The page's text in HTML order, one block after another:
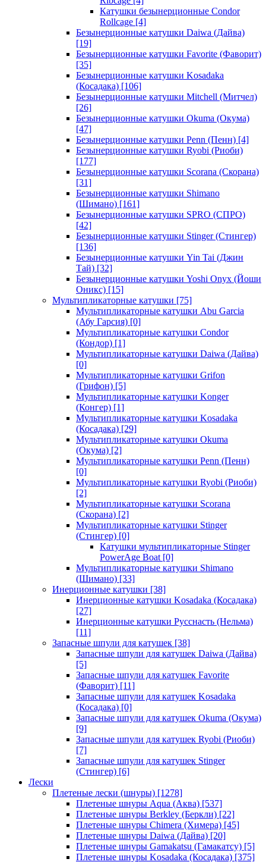
Катушки безынерционные Condor
Rollcage [4]
Безынерционные катушки Daiwa (Дайва)
[19]
Безынерционные катушки Favorite (Фаворит)
[35]
Безынерционные катушки Kosadaka
(Косадака) [106]
Безынерционные катушки Mitchell (Митчел)
[26]
Безынерционные катушки Okuma (Окума)
[47]
Безынерционные катушки Penn (Пенн) [4]
Безынерционные катушки Ryobi (Риоби)
[177]
Безынерционные катушки Scorana (Скорана)
[31]
Безынерционные катушки Shimano
(Шимано) [161]
Безынерционные катушки SPRO (СПРО)
[42]
Безынерционные катушки Stinger (Стингер)
[136]
Безынерционные катушки Yin Tai (Джин
Тай) [32]
Безынерционные катушки Yoshi Onyx (Йоши
Оникс) [15]
Мультипликаторные катушки [75]
Мультипликаторные катушки Abu Garcia
(Абу Гарсия) [0]
Мультипликаторные катушки Condor
(Кондор) [1]
Мультипликаторные катушки Daiwa (Дайва)
[0]
Мультипликаторные катушки Grifon
(Грифон) [5]
Мультипликаторные катушки Konger
(Конгер) [1]
Мультипликаторные катушки Kosadaka
(Косадака) [29]
Мультипликаторные катушки Okuma
(Окума) [2]
Мультипликаторные катушки Penn (Пенн)
[0]
Мультипликаторные катушки Ryobi (Риоби)
[2]
Мультипликаторные катушки Scorana
(Скорана) [2]
Мультипликаторные катушки Stinger
(Стингер) [0]
Катушки мультипликаторные Stinger
PowerAge Boat [0]
Мультипликаторные катушки Shimano
(Шимано) [33]
Инерционные катушки [38]
Инерционные катушки Kosadaka (Косадака)
[27]
Инерционные катушки Русснасть (Нельма)
[11]
Запасные шпули для катушек [38]
Запасные шпули для катушек Daiwa (Дайва)
[5]
Запасные шпули для катушек Favorite
(Фаворит) [11]
Запасные шпули для катушек Kosadaka
(Косадака) [0]
Запасные шпули для катушек Okuma (Окума)
[9]
Запасные шпули для катушек Ryobi (Риоби)
[7]
Запасные шпули для катушек Stinger
(Стингер) [6]
Лески
Плетеные лески (шнуры) [1278]
Плетеные шнуры Aqua (Аква) [537]
Плетеные шнуры Berkley (Беркли) [22]
Плетеные шнуры Chimera (Химера) [45]
Плетеные шнуры Daiwa (Дайва) [20]
Плетеные шнуры Gamakatsu (Гамакатсу) [5]
Плетеные шнуры Kosadaka (Косадака) [375]